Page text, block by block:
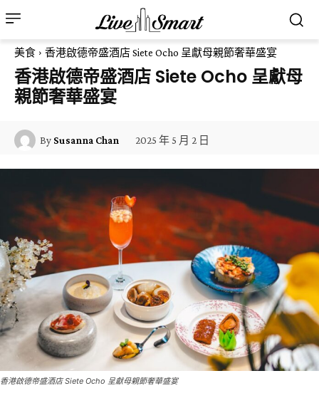
美食 香港啟德帝盛酒店 Siete Ocho 呈獻母親節奢華盛宴
香港啟德帝盛酒店 Siete Ocho 呈獻母
親節奢華盛宴
By Susanna Chan 2025 年 5 月 2 日
香港啟德帝盛酒店 Siete Ocho 呈獻母親節奢華盛宴